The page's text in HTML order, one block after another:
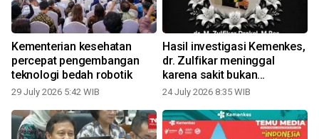
Kementerian kesehatan
percepat pengembangan
teknologi bedah robotik
29 July 2026 5:42 WIB
Hasil investigasi Kemenkes,
dr. Zulfikar meninggal
karena sakit bukan
"bullying"
24 July 2026 8:35 WIB